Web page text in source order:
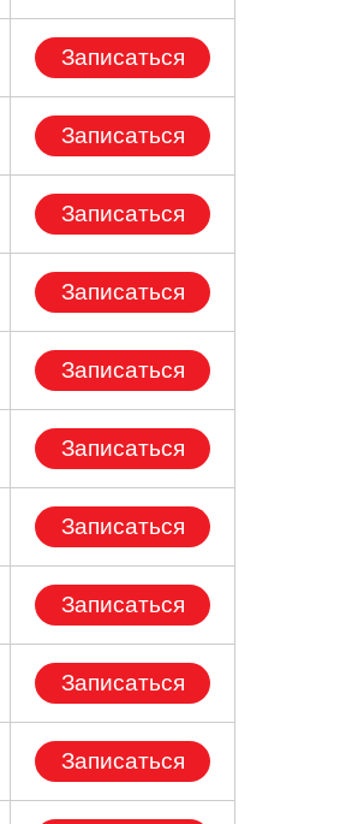
Записаться
Записаться
Записаться
Записаться
Записаться
Записаться
Записаться
Записаться
Записаться
Записаться